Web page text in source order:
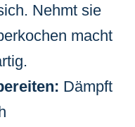
Nehmt sie
macht
Dämpft